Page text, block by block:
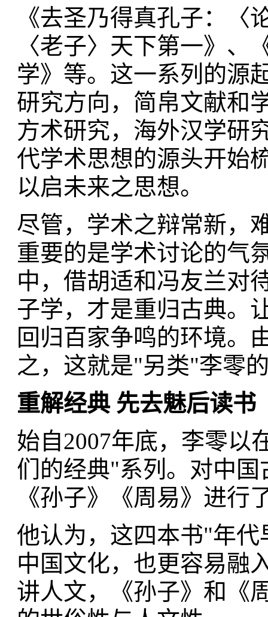
《去圣乃得真孔子：〈
〈老子〉天下第一》
学》等。这一系列的源
研究方向，简帛文献和
方术研究，海外汉学研
代学术思想的源头开始
以启未来之思想。
尽管，学术之辩常新，
重要的是学术讨论的气
中，借胡适和冯友兰对
子学，才是重归古典。
回归百家争鸣的环境。
之，这就是"另类"李零
重解经典 先去魅后读书
始自2007年底，李零以
们的经典"系列。对中
《孙子》《周易》进行
他认为，这四本书"年
中国文化，也更容易融
讲人文，《孙子》和《